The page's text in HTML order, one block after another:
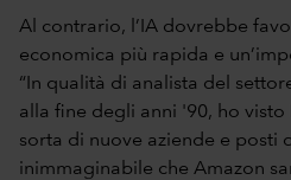
Al contrario, l’IA dovrebbe
economica più rapida e
“In qualità di analista del
alla fine degli anni '90, ho
sorta di nuove aziende e posti
inimmaginabile che Amazon